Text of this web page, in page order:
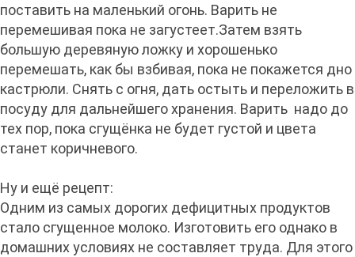
поставить на маленький огонь. Варить не
перемешивая пока не загустеет.Затем взять
большую деревяную ложку и хорошенько
перемешать, как бы взбивая, пока не покажется дно
кастрюли. Снять с огня, дать остыть и переложить в
посуду для дальнейшего хранения. Варить надо до
тех пор, пока сгущёнка не будет густой и цвета
станет коричневого.
Ну и ещё рецепт:
Одним из самых дорогих дефицитных продуктов
стало сгущенное молоко. Изготовить его однако в
домашних условиях не составляет труда. Для этого